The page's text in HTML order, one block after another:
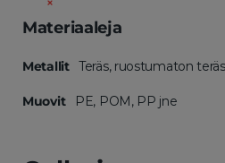
Materiaaleja
Metallit Teräs, ruostumaton
Muovit PE, POM, PP jne